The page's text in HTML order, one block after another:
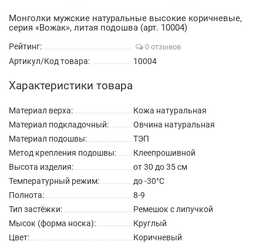
Монголки мужские натуральные высокие коричневые,
серия «Вожак», литая подошва (арт. 10004)
Рейтинг: 0 отзывов
Артикул/Код товара: 10004
Характеристики товара
Материал верха:
Кожа натуральная
Материал подкладочный:
Овчина натуральная
Материал подошвы:
ТЭП
Метод крепления подошвы:
Клеепрошивной
Высота изделия:
от 30 до 35 см
Температурный режим:
до -30°C
Полнота:
8-9
Тип застёжки:
Ремешок с липучкой
Мысок (форма носка):
Круглый
Цвет:
Коричневый